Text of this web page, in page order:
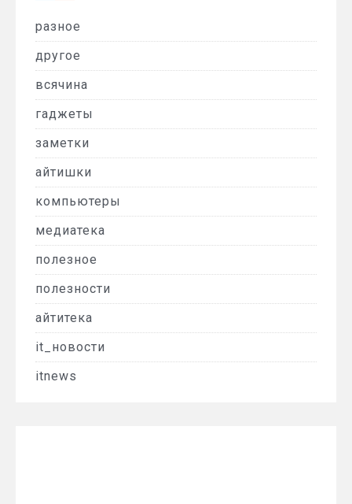
разное
другое
всячина
гаджеты
заметки
айтишки
компьютеры
медиатека
полезное
полезности
айтитека
it_новости
itnews